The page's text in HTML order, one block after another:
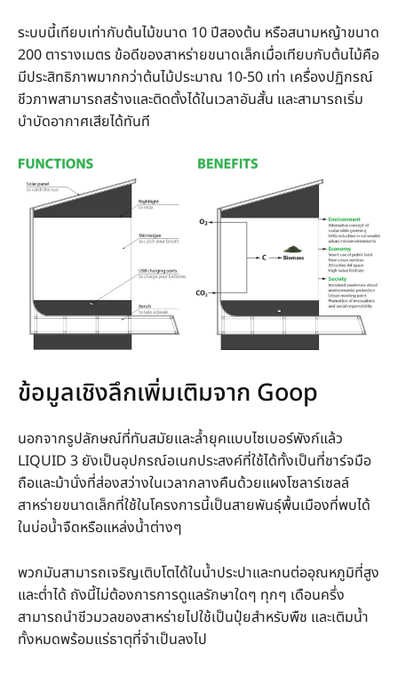
ระบบนี้เทียบเท่ากับต้นไม้ขนาด 10 ปีสองต้น หรือสนามหญ้าขนาด
200 ตารางเมตร ข้อดีของสาหร่ายขนาดเล็กเมื่อเทียบกับต้นไม้คือ
มีประสิทธิภาพมากกว่าต้นไม้ประมาณ 10-50 เท่า เครื่องปฏิกรณ์
ชีวภาพสามารถสร้างและติดตั้งได้ในเวลาอันสั้น และสามารถเริ่ม
บำบัดอากาศเสียได้ทันที
ข้อมูลเชิงลึกเพิ่มเติมจาก Goop
นอกจากรูปลักษณ์ที่ทันสมัยและล้ำยุคแบบไซเบอร์พังก์แล้ว
LIQUID 3 ยังเป็นอุปกรณ์อเนกประสงค์ที่ใช้ได้ทั้งเป็นที่ชาร์จมือ
ถือและม้านั่งที่ส่องสว่างในเวลากลางคืนด้วยแผงโซลาร์เซลล์
สาหร่ายขนาดเล็กที่ใช้ในโครงการนี้เป็นสายพันธุ์พื้นเมืองที่พบได้
ในบ่อน้ำจืดหรือแหล่งน้ำต่างๆ
พวกมันสามารถเจริญเติบโตได้ในน้ำประปาและทนต่ออุณหภูมิที่สูง
และต่ำได้ ถังนี้ไม่ต้องการการดูแลรักษาใดๆ ทุกๆ เดือนครึ่ง
สามารถนำชีวมวลของสาหร่ายไปใช้เป็นปุ๋ยสำหรับพืช และเติมน้ำ
ทั้งหมดพร้อมแร่ธาตุที่จำเป็นลงไป